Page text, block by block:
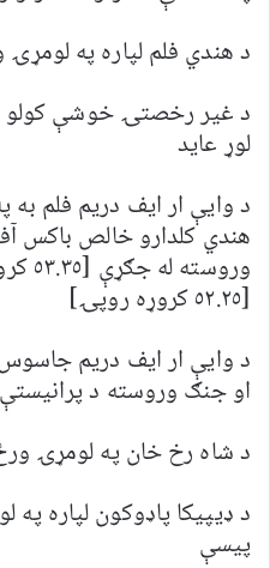
د هندي فلم لپاره په لومړۍ
د غیر رخصتۍ خوشې کولو
لوړ عاید
هندي کلدارو خالص باکس
[٥٢.٢٥ کروړه روپۍ]
د وایې ار ایف دریم
او جنګ وروسته د
د شاه رخ خان په لومړۍ
د ډیپیکا پاډوکون لپاره په
پیسې